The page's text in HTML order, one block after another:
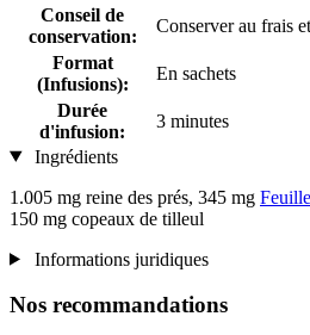
Conseil de
conservation:
Conserver au frais
Format
(Infusions):
En sachets
Durée
d'infusion:
3 minutes
Ingrédients
1.005 mg reine des prés, 345 mg
150 mg copeaux de tilleul
Informations juridiques
Nos recommandations